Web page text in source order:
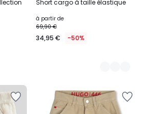
Short cargo à taille élastique
à partir de
69,90 €
34,95 € -50%
Couleurs